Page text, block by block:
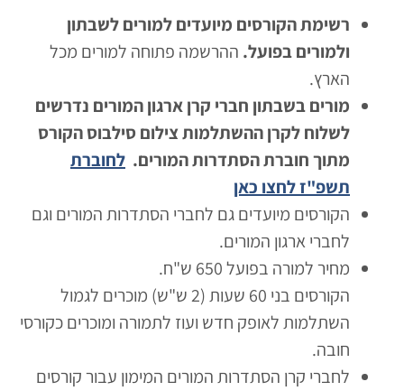
רשימת הקורסים מיועדים למורים לשבתון
ולמורים בפועל.ההרשמה פתוחה למורים מכל
הארץ.
מורים בשבתון חברי קרן ארגון המורים נדרשים
לשלוח לקרן ההשתלמות צילום סילבוס הקורס
מתוך חוברת הסתדרות המורים.לחוברת
תשפ"ז לחצו כאן
הקורסים מיועדים גם לחברי הסתדרות המורים וגם
לחברי ארגון המורים.
מחיר למורה בפועל 650 ש"ח.
הקורסים בני 60 שעות (2 ש"ש) מוכרים לגמול
השתלמות לאופק חדש ועוז לתמורה ומוכרים כקורסי
חובה.
לחברי קרן הסתדרות המורים המימון עבור קורסים